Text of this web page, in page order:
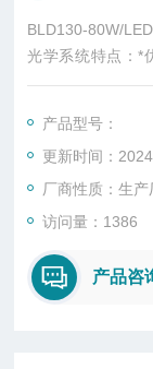
BLD130-80W/
光学系统特点：*
效；
驱动系统特点：*
*EA型可作为正常
照明，平时处于关
急照明，
产品型号：
更新时间：
厂商性质：生产
访问量：1386
产品咨